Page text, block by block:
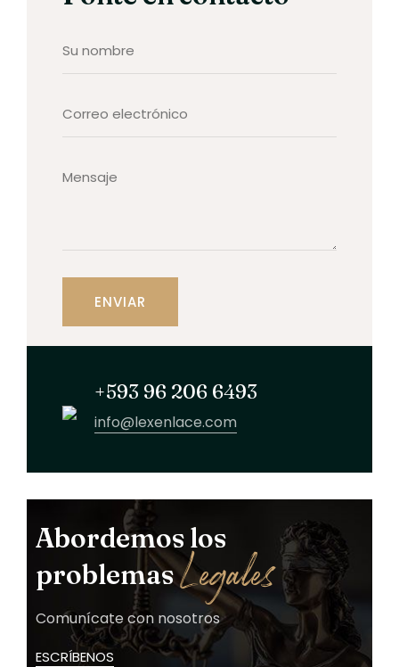
+593 96 206 6493
info@lexenlace.com
Abordemos los
problemasLegales!
Comunícate con nosotros
ESCRÍBENOS